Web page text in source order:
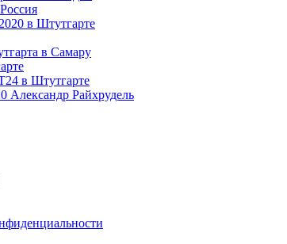
в Штутгарте
в Самару
в Штутгарте
Райхрудель